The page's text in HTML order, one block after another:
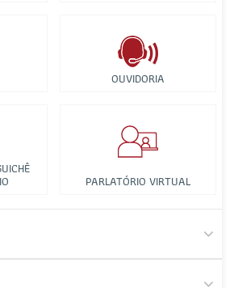
OUVIDORIA
PARLATÓRIO VIRTUAL